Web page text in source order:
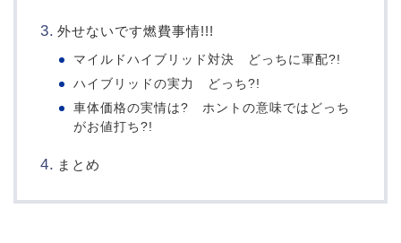
外せないです燃費事情!!!
マイルドハイブリッド対決 どっちに軍配?!
ハイブリッドの実力 どっち?!
車体価格の実情は? ホントの意味ではどっち
がお値打ち?!
まとめ